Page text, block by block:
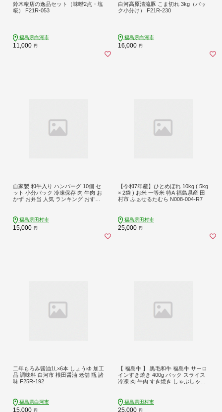
鈴木糀店の逸品セット（味噌2点・塩
糀） F21R-053
福島県白河市
11,000 円
白河高原清流豚 こま切れ 3kg（パッ
ク小分け） F21R-230
福島県白河市
16,000 円
自家製 和牛入り ハンバーグ 10個 セ
ット 小分パック 冷凍保存 肉 牛肉 お
かず お弁当 人気 ランキング おすす
N09-P10-01
福島県田村市
15,000 円
【令和7年産】ひとめぼれ 10kg ( 5kg
× 2袋 ) お米 一等米 特A 福島県産 田
村市 ふぁせるたむら N008-004-R7
福島県田村市
25,000 円
二年もろみ醤油1L×6本 しょうゆ 加工
品 調味料 白河市 根田醤油 老舗 瓶 諸
味 F25R-192
福島県白河市
15,000 円
【 福島牛 】 黒毛和牛 福島牛 サーロ
インすき焼き 400g パック スライス
冷凍 肉 牛肉 すき焼き しゃぶしゃぶ
福島県 ふくしま 田村 田村市 たむら
川合精肉店 N09-M20-07
福島県田村市
25,000 円